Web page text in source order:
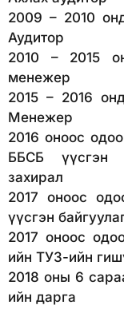
2009 – 2010
Аудитор
2010 – 2015
менежер
2015 – 2016
Менежер
2016 оноос
ББСБ үүсгэн
захирал
2017 оноос
үүсгэн
2017 оноос
ийн ТУЗ-ийн
2018 оны 6
ийн дарга